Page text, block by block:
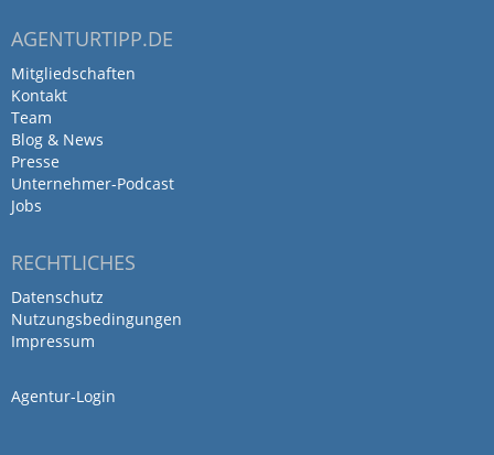
AGENTURTIPP.DE
Mitgliedschaften
Kontakt
Team
Blog & News
Presse
Unternehmer-Podcast
Jobs
RECHTLICHES
Datenschutz
Nutzungsbedingungen
Impressum
Agentur-Login